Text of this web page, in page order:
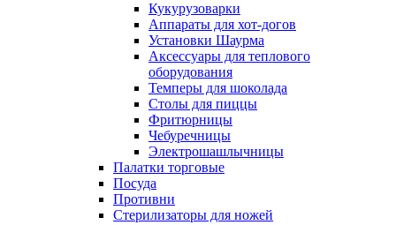
Кукурузоварки
Аппараты для хот-догов
Установки Шаурма
Аксессуары для теплового
оборудования
Темперы для шоколада
Столы для пиццы
Фритюрницы
Чебуречницы
Электрошашлычницы
Палатки торговые
Посуда
Противни
Стерилизаторы для ножей